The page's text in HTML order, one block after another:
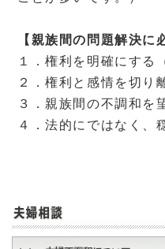
【親族間の問題解決に
１．権利を明確にする
２．権利と感情を切り
３．親族間の不調和を
４．法的にではなく、